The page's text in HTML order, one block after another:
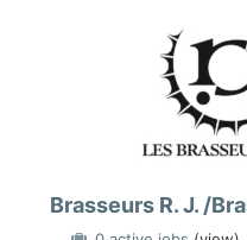
Portail
Brasseurs R. J. /